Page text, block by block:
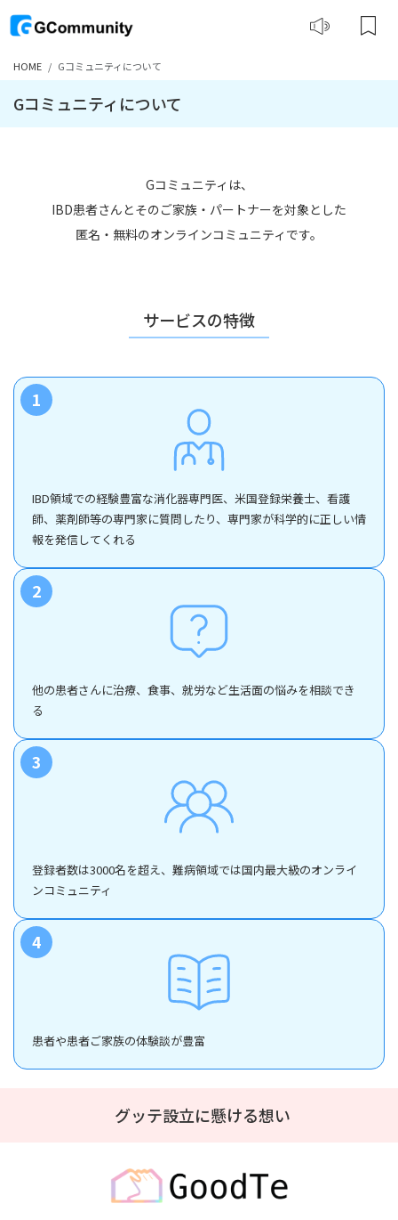
HOME Gコミュニティについて
Gコミュニティについて
Gコミュニティは、
IBD患者さんとそのご家族・パートナーを対象とした
匿名・無料のオンラインコミュニティです。
サービスの特徴
1
IBD領域での経験豊富な消化器専門医、米国登録栄養士、看護
師、薬剤師等の専門家に質問したり、専門家が科学的に正しい情
報を発信してくれる
2
他の患者さんに治療、食事、就労など生活面の悩みを相談でき
る
3
登録者数は3000名を超え、難病領域では国内最大級のオンライ
ンコミュニティ
4
患者や患者ご家族の体験談が豊富
グッテ設立に懸ける想い